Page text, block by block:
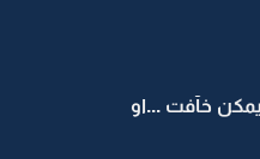
خآفت ...او